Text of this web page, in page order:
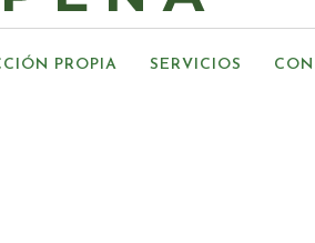
PROPIA SERVICIOS